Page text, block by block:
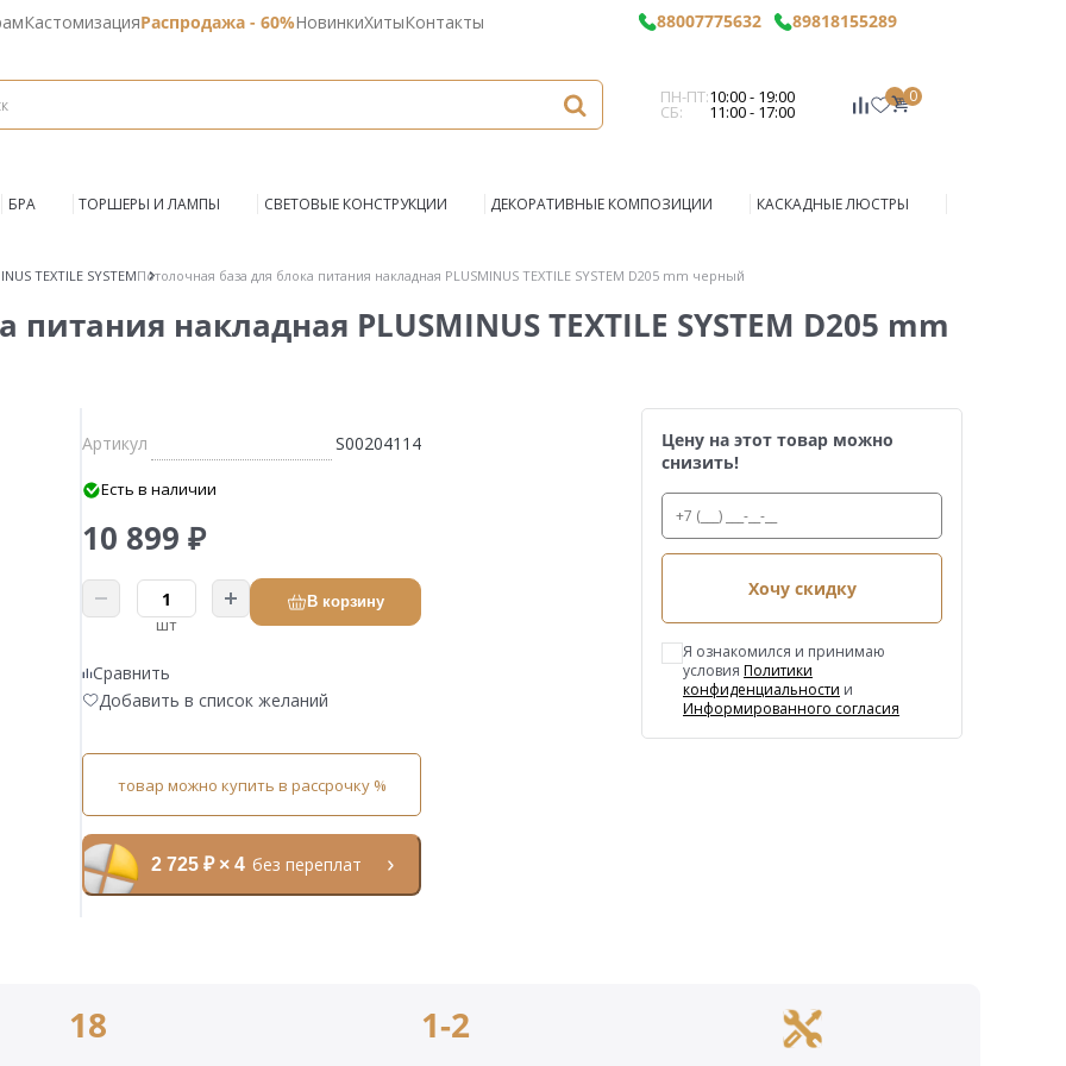
КастомизацияРаспродажа - 60%НовинкиХитыКонтакты 88007775632 89818155289
ПН-ПТ:10:00 - 19:00
СБ: 11:00 - 17:00
0
БРА ТОРШЕРЫ И ЛАМПЫ СВЕТОВЫЕ КОНСТРУКЦИИ ДЕКОРАТИВНЫЕ КОМПОЗИЦИИ КАСКАДНЫЕ ЛЮСТРЫ
TEXTILE SYSTEMПотолочная база для блока питания накладная PLUSMINUS TEXTILE SYSTEM D205 mm черный
накладная PLUSMINUS TEXTILE SYSTEM D205 mm
Артикул S00204114
Есть в наличии
10 899 ₽
шт
В корзину
Сравнить
Добавить в список желаний
товар можно купить в рассрочку %
2 725 ₽ × 4 без переплат
Цену на этот товар можно
снизить!
Хочу скидку
Я ознакомился и принимаю
условия Политики
конфиденциальности и
Информированного согласия
18 1-2